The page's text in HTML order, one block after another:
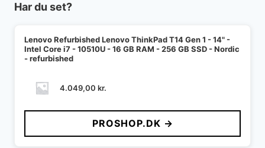
Har du set?
Lenovo Refurbished Lenovo ThinkPad T14 Gen 1 - 14" -
Intel Core i7 - 10510U - 16 GB RAM - 256 GB SSD - Nordic
- refurbished
4.049,00 kr.
PROSHOP.DK →